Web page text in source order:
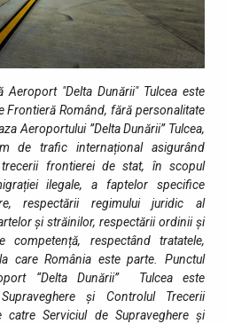
"Delta Dunării" Tulcea este
Frontieră Romând, fără personalitate
Aeroportului ”Delta Dunării” Tulcea,
de trafic internațional asigurând
frontierei de stat, în scopul
ilegale, a faptelor specifice
respectării regimului juridic al
și străinilor, respectării ordinii și
respectând tratatele,
care România este parte. Punctul
“Delta Dunării” Tulcea este
şi Controlul Trecerii
Serviciul de Supraveghere şi